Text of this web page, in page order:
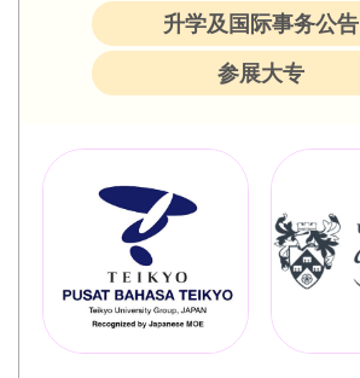
升学及国际事务公告
参展大专